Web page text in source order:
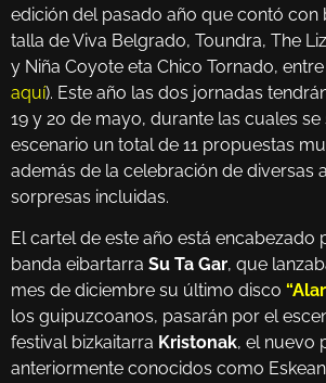
edición del pasado año que contó con
talla de Viva Belgrado, Toundra, The
y Niña Coyote eta Chico Tornado,
aquí). Este año las dos jornadas
19 y 20 de mayo, durante las cuales se
escenario un total de 11 propuestas
además de la celebración de diversas
sorpresas incluidas.
El cartel de este año está encabezado
banda eibartarra Su Ta Gar, que
mes de diciembre su último disco
los guipuzcoanos, pasarán por el
festival bizkaitarra Kristonak, el nuevo
anteriormente conocidos como